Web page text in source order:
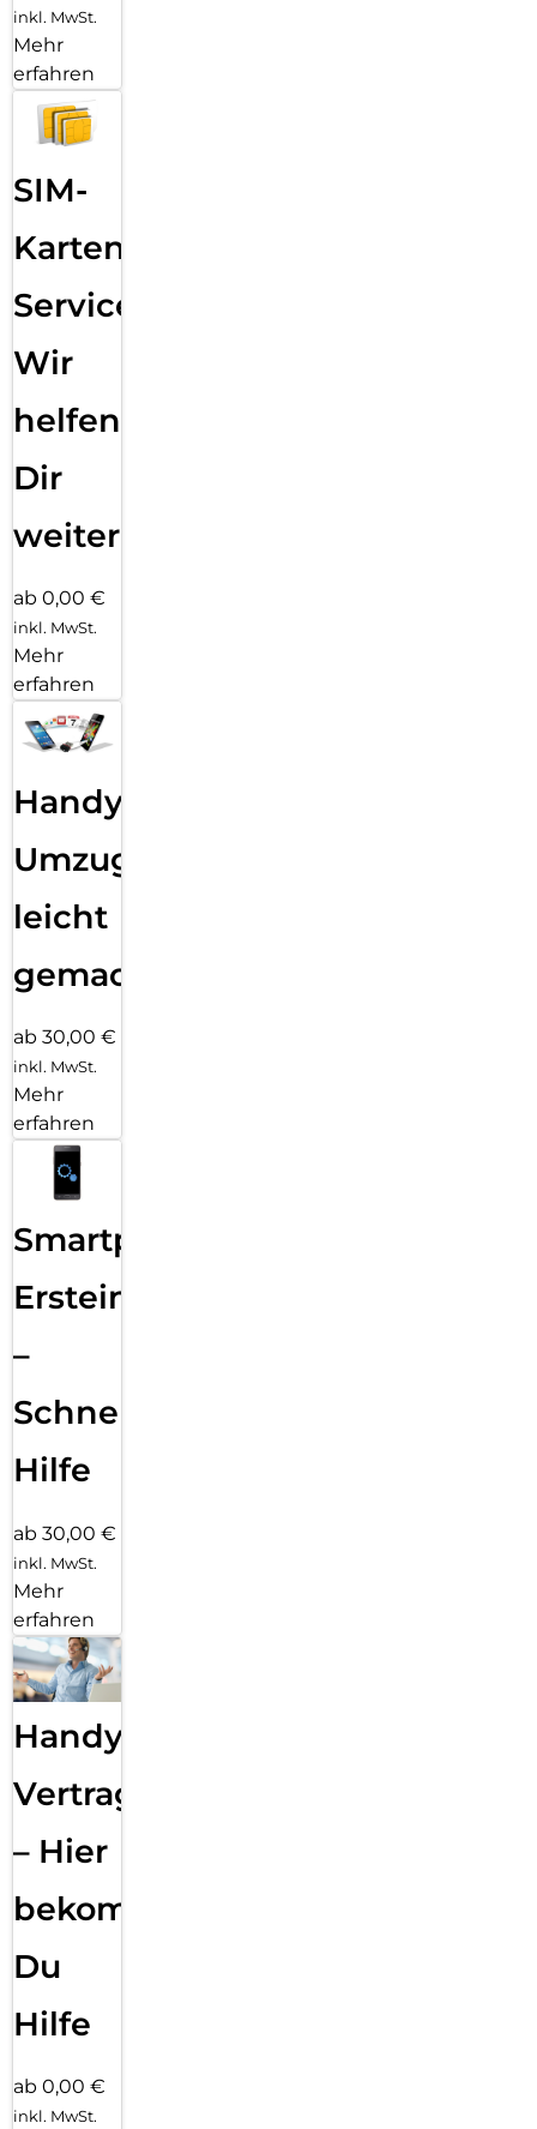
inkl. MwSt.
Mehr
erfahren
SIM-
Karten
Service:
Wir
helfen
Dir
weiter
ab 0,00 €
inkl. MwSt.
Mehr
erfahren
Handy
Umzug
leicht
gemacht!
ab 30,00 €
inkl. MwSt.
Mehr
erfahren
Smartphone
Ersteinrichtung
–
Schnelle
Hilfe
ab 30,00 €
inkl. MwSt.
Mehr
erfahren
Handy
Vertragsabwicklung
– Hier
bekommst
Du
Hilfe
ab 0,00 €
inkl. MwSt.